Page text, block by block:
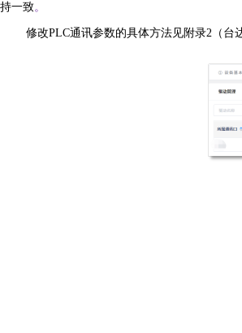
持一致。
修改PLC通讯参数的具体方法见附录2（台